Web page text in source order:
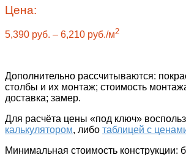
Цена:
5,390 руб. – 6,210 руб./м2
Дополнительно рассчитываются:
столбы и их монтаж; стоимость
доставка; замер.
Для расчёта цены «под ключ»
калькулятором, либо таблицей с
Минимальная стоимость конструкции: